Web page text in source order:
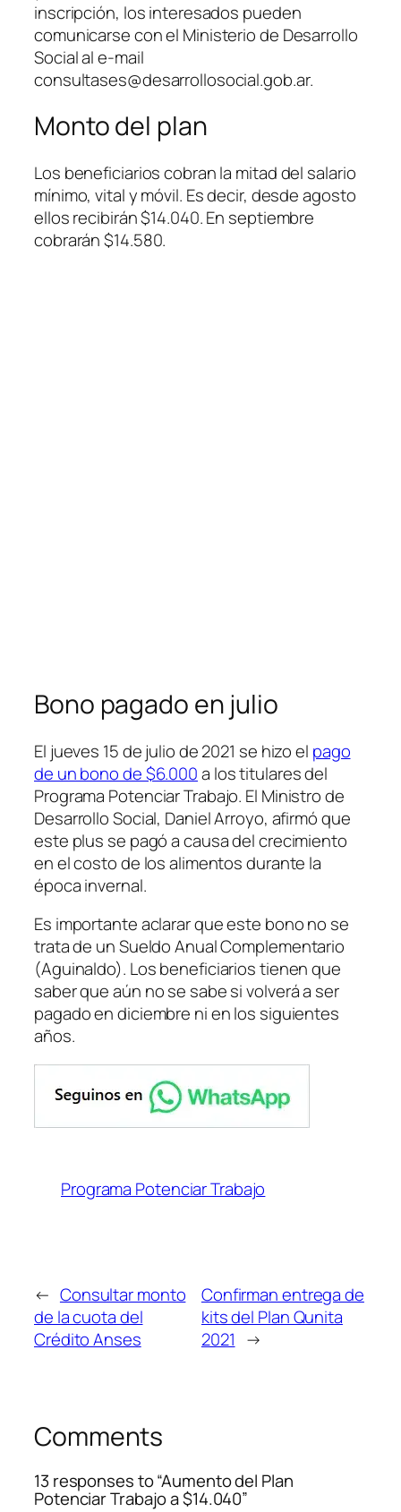
inscripción, los interesados pueden
comunicarse con el Ministerio de Desarrollo
Social al e-mail
consultases@desarrollosocial.gob.ar.
Monto del plan
Los beneficiarios cobran la mitad del salario
mínimo, vital y móvil. Es decir, desde agosto
ellos recibirán $14.040. En septiembre
cobrarán $14.580.
Bono pagado en julio
El jueves 15 de julio de 2021 se hizo el pago
de un bono de $6.000a los titulares del
Programa Potenciar Trabajo. El Ministro de
Desarrollo Social, Daniel Arroyo, afirmó que
este plus se pagó a causa del crecimiento
en el costo de los alimentos durante la
época invernal.
Es importante aclarar que este bono no se
trata de un Sueldo Anual Complementario
(Aguinaldo). Los beneficiarios tienen que
saber que aún no se sabe si volverá a ser
pagado en diciembre ni en los siguientes
años.
Programa Potenciar Trabajo
← Consultar monto
de la cuota del
Crédito Anses
Confirman entrega de
kits del Plan Qunita
2021 →
Comments
13 responses to “Aumento del Plan
Potenciar Trabajo a $14.040”